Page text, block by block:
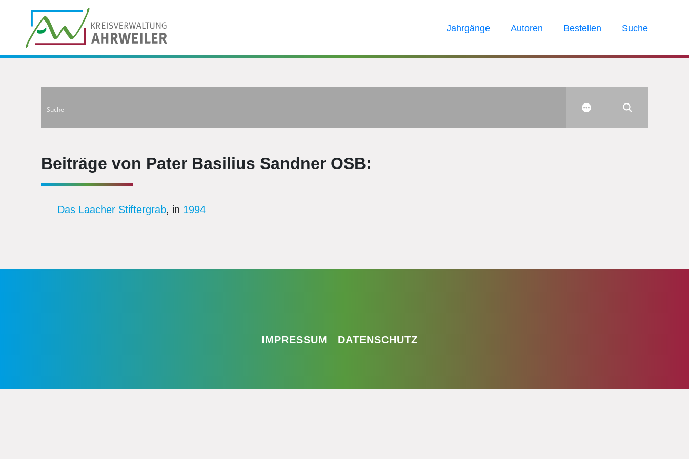
Jahrgänge Autoren Bestellen Suche
Beiträge von Pater Basilius Sandner OSB:
Das Laacher Stiftergrab, in 1994
IMPRESSUM DATENSCHUTZ